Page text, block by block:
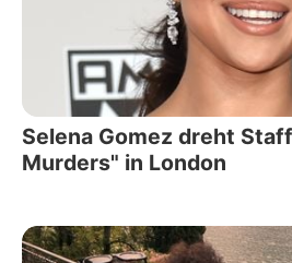
Selena Gomez dreht
Murders" in London